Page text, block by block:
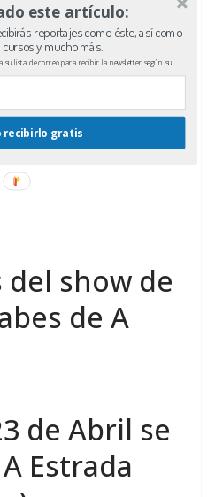
este artículo:
reportajes como éste, así como
y mucho más.
recibirlo gratis
su lista de correo para recibir la newsletter según su
del show de
de A
de Abril se
Estrada